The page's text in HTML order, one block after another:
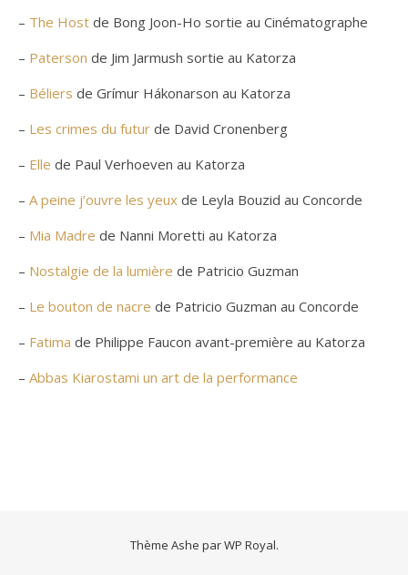
– The Host de Bong Joon-Ho sortie au Cinématographe
– Paterson de Jim Jarmush sortie au Katorza
– Béliers de Grímur Hákonarson au Katorza
– Les crimes du futur de David Cronenberg
– Elle de Paul Verhoeven au Katorza
– A peine j’ouvre les yeux de Leyla Bouzid au Concorde
– Mia Madre de Nanni Moretti au Katorza
– Nostalgie de la lumière de Patricio Guzman
– Le bouton de nacre de Patricio Guzman au Concorde
– Fatima de Philippe Faucon avant-première au Katorza
– Abbas Kiarostami un art de la performance
Thème Ashe parWP Royal.